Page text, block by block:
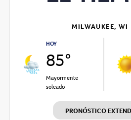
MILWAUKEE, WI
HOY
85°
Mayormente
soleado
PRONÓSTICO